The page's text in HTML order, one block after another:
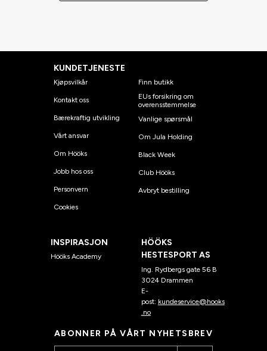
KUNDETJENESTE
Kjøpsvilkår
Kontakt oss
Bærekraftig utvikling
Vårt ansvar
Om Hööks
Jobb hos oss
Personvern
Cookies
Finn butikk
EUs forsikring om
overensstemmelse
Vanlige spørsmål
Om Jula Holding
Black Week
Club Hööks
Avbryt bestilling
INSPIRASJON
Hööks Academy
HÖÖKS
HESTESPORT AS
Ing. Rydbergs gate 56 B
3024 Drammen
E-
post: kundeservice@hooks
.no
ABONNER PÅ VÅRT NYHETSBREV